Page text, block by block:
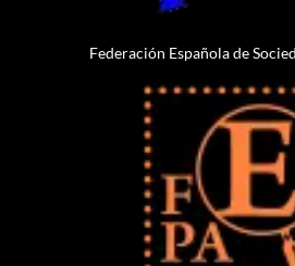
Federación Española de